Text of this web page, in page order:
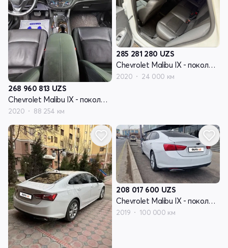
268 960 813 UZS
Chevrolet Malibu IX - поколение рестайлинг
2020 88 254 км
285 281 280 UZS
Chevrolet Malibu IX - поколение рестайлинг
2020 24 000 км
208 017 600 UZS
Chevrolet Malibu IX - поколение рестайлинг
2019 100 000 км